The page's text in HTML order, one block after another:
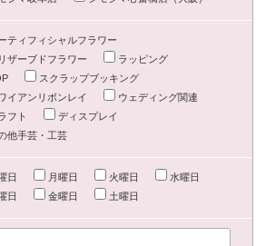
ティフィシャルフラワー
ザーブドフラワー
ラッピング
スクラップブッキング
イアンリボンレイ
ウェディング関連
フト
ディスプレイ
他手芸・工芸
日 月曜日 火曜日
水曜日
日
金曜日 土曜日